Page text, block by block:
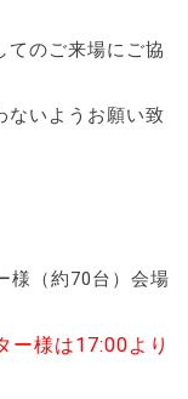
のご来場にご協
いようお願い致
様（約70台）会場
ー様は17:00より